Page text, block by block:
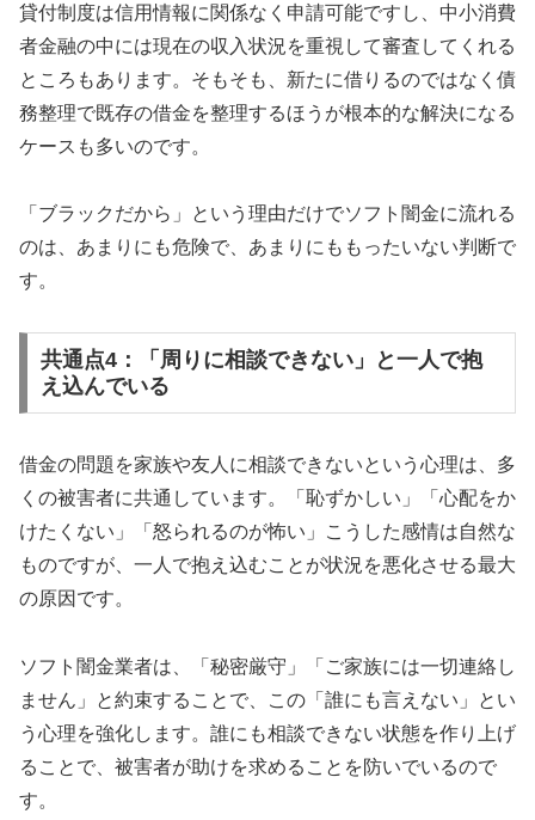
貸付制度は信用情報に関係なく申請可能ですし、中小消費
者金融の中には現在の収入状況を重視して審査してくれる
ところもあります。そもそも、新たに借りるのではなく債
務整理で既存の借金を整理するほうが根本的な解決になる
ケースも多いのです。
「ブラックだから」という理由だけでソフト闇金に流れる
のは、あまりにも危険で、あまりにももったいない判断で
す。
共通点4：「周りに相談できない」と一人で抱
え込んでいる
借金の問題を家族や友人に相談できないという心理は、多
くの被害者に共通しています。「恥ずかしい」「心配をか
けたくない」「怒られるのが怖い」こうした感情は自然な
ものですが、一人で抱え込むことが状況を悪化させる最大
の原因です。
ソフト闇金業者は、「秘密厳守」「ご家族には一切連絡し
ません」と約束することで、この「誰にも言えない」とい
う心理を強化します。誰にも相談できない状態を作り上げ
ることで、被害者が助けを求めることを防いでいるので
す。